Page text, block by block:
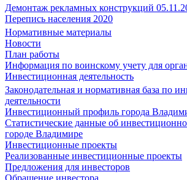
Демонтаж рекламных конструкций
Перепись населения 2020
Нормативные материалы
Новости
План работы
Информация по воинскому учету для
Инвестиционная деятельность
Законодательная и нормативная база по
деятельности
Инвестиционный профиль города
Статистические данные об
городе Владимире
Инвестиционные проекты
Реализованные инвестиционные проекты
Предложения для инвесторов
Обращение инвестора